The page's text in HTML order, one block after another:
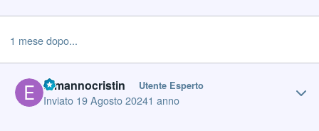
1 mese dopo...
ermannocristin Utente Esperto
Inviato 19 Agosto 20241 anno